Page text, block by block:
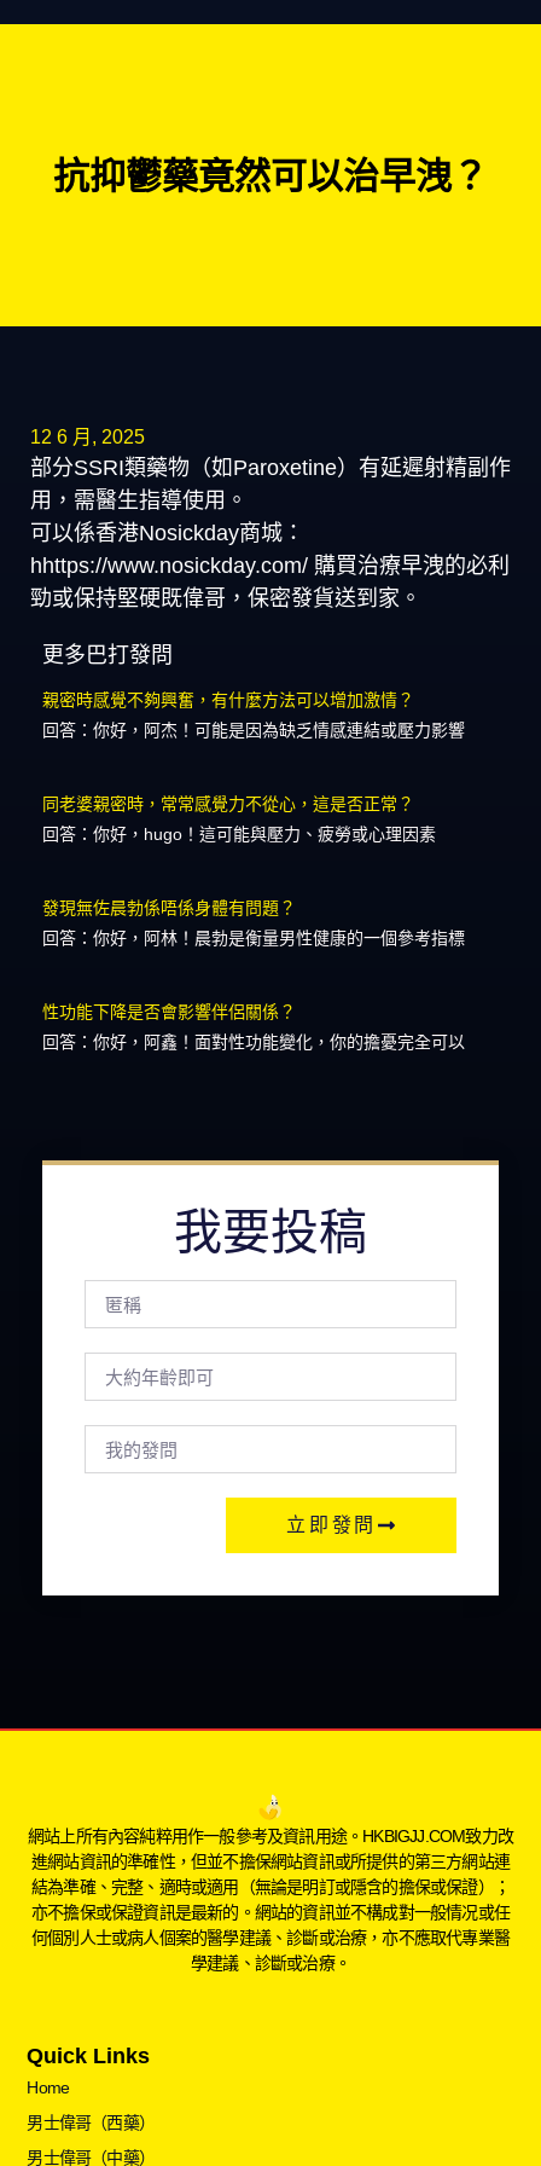
抗抑鬱藥竟然可以治早洩？
12 6 月, 2025
部分SSRI類藥物（如Paroxetine）有延遲射精副作
用，需醫生指導使用。
可以係香港Nosickday商城：
hhttps://www.nosickday.com/ 購買治療早洩的必利
勁或保持堅硬既偉哥，保密發貨送到家。
更多巴打發問
親密時感覺不夠興奮，有什麼方法可以增加激情？
回答：你好，阿杰！可能是因為缺乏情感連結或壓力影響
同老婆親密時，常常感覺力不從心，這是否正常？
回答：你好，hugo！這可能與壓力、疲勞或心理因素
發現無佐晨勃係唔係身體有問題？
回答：你好，阿林！晨勃是衡量男性健康的一個參考指標
性功能下降是否會影響伴侶關係？
回答：你好，阿鑫！面對性功能變化，你的擔憂完全可以
我要投稿
立即發問
網站上所有內容純粹用作一般參考及資訊用途。HKBIGJJ.COM致力改
進網站資訊的準確性，但並不擔保網站資訊或所提供的第三方網站連
結為準確、完整、適時或適用（無論是明訂或隱含的擔保或保證）；
亦不擔保或保證資訊是最新的。網站的資訊並不構成對一般情况或任
何個別人士或病人個案的醫學建議、診斷或治療，亦不應取代專業醫
學建議、診斷或治療。
Quick Links
Home
男士偉哥（西藥）
男士偉哥（中藥）